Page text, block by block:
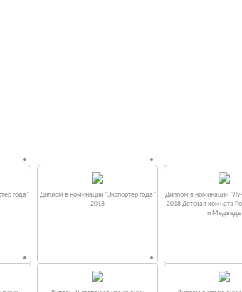
года"
Диплом в номинации "Экспортер года"
2018
Диплом в номинации
2018 Детская комната
и Медведь